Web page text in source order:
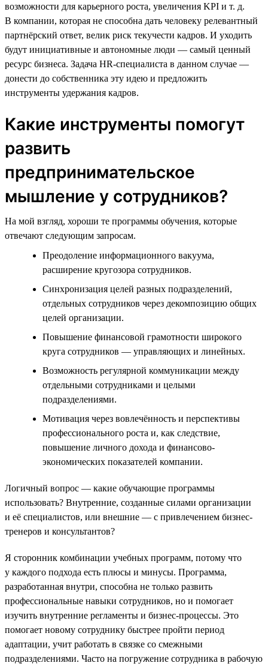
возможности для карьерного роста, увеличения KPI и т. д.
В компании, которая не способна дать человеку релевантный
партнёрский ответ, велик риск текучести кадров. И уходить
будут инициативные и автономные люди — самый ценный
ресурс бизнеса. Задача HR-специалиста в данном случае —
донести до собственника эту идею и предложить
инструменты удержания кадров.
Какие инструменты помогут
развить
предпринимательское
мышление у сотрудников?
На мой взгляд, хороши те программы обучения, которые
отвечают следующим запросам.
Преодоление информационного вакуума,
расширение кругозора сотрудников.
Синхронизация целей разных подразделений,
отдельных сотрудников через декомпозицию общих
целей организации.
Повышение финансовой грамотности широкого
круга сотрудников — управляющих и линейных.
Возможность регулярной коммуникации между
отдельными сотрудниками и целыми
подразделениями.
Мотивация через вовлечённость и перспективы
профессионального роста и, как следствие,
повышение личного дохода и финансово-
экономических показателей компании.
Логичный вопрос — какие обучающие программы
использовать? Внутренние, созданные силами организации
и её специалистов, или внешние — с привлечением бизнес-
тренеров и консультантов?
Я сторонник комбинации учебных программ, потому что
у каждого подхода есть плюсы и минусы. Программа,
разработанная внутри, способна не только развить
профессиональные навыки сотрудников, но и помогает
изучить внутренние регламенты и бизнес-процессы. Это
помогает новому сотруднику быстрее пройти период
адаптации, учит работать в связке со смежными
подразделениями. Часто на погружение сотрудника в рабочую